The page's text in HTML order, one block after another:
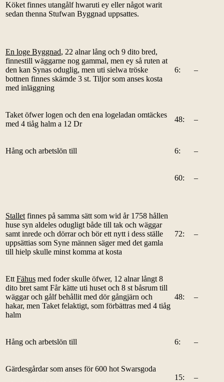
Köket finnes utangålf hwaruti ey eller något warit
sedan thenna Stufwan Byggnad uppsattes.
En loge Byggnad, 22 alnar lång och 9 dito bred,
finnestill wäggarne nog gammal, men ey så ruten at
den kan Synas oduglig, men uti sielwa tröske
bottnen finnes skämde 3 st. Tiljor som anses kosta
med inläggning
6: –
Taket öfwer logen och den ena logeladan omtäckes
med 4 tiåg halm a 12 Dr
48: –
Hång och arbetslön till 6: –
60: –
Stallet finnes på samma sätt som wid år 1758 hållen
huse syn aldeles odugligt både till tak och wäggar
samt inrede och dörrar och bör ett nytt i dess ställe
uppsättias som Syne männen säger med det gamla
till hielp skulle minst komma at kosta
72: –
Ett Fähus med foder skulle öfwer, 12 alnar långt 8
dito bret samt Får kätte uti huset och 8 st båsrum till
wäggar och gålf behållit med dör gångjärn och
hakar, men Taket felaktigt, som förbättras med 4 tiåg
halm
48: –
Hång och arbetslön till 6: –
Gärdesgårdar som anses för 600 hot Swarsgoda
15: –